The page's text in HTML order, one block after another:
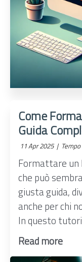
Come
Guida
11 Apr 2025 |
Formattare un
che può
giusta guida,
anche per chi
In questo
Read more